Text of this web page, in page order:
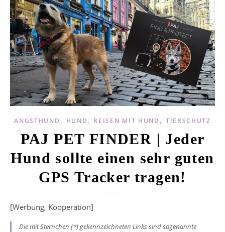
ANGSTHUND , HUND, REISEN MIT HUND , TIERSCHUTZ
PAJ PET FINDER | Jeder
Hund sollte einen sehr guten
GPS Tracker tragen!
[Werbung, Kooperation]
Die mit Sternchen (*) gekennzeichneten Links sind sogenannte